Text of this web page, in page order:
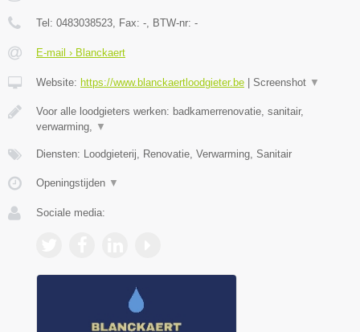
Tel: 0483038523 , Fax: - , BTW-nr: -
E-mail › Blanckaert
Website: https://www.blanckaertloodgieter.be Screenshot ▼
Voor alle loodgieters werken: badkamerrenovatie, sanitair,
verwarming,
▼
Diensten: Loodgieterij, Renovatie, Verwarming, Sanitair
Openingstijden ▼
Sociale media: